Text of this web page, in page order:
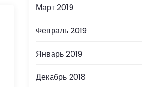
Март 2019
Февраль 2019
Январь 2019
Декабрь 2018